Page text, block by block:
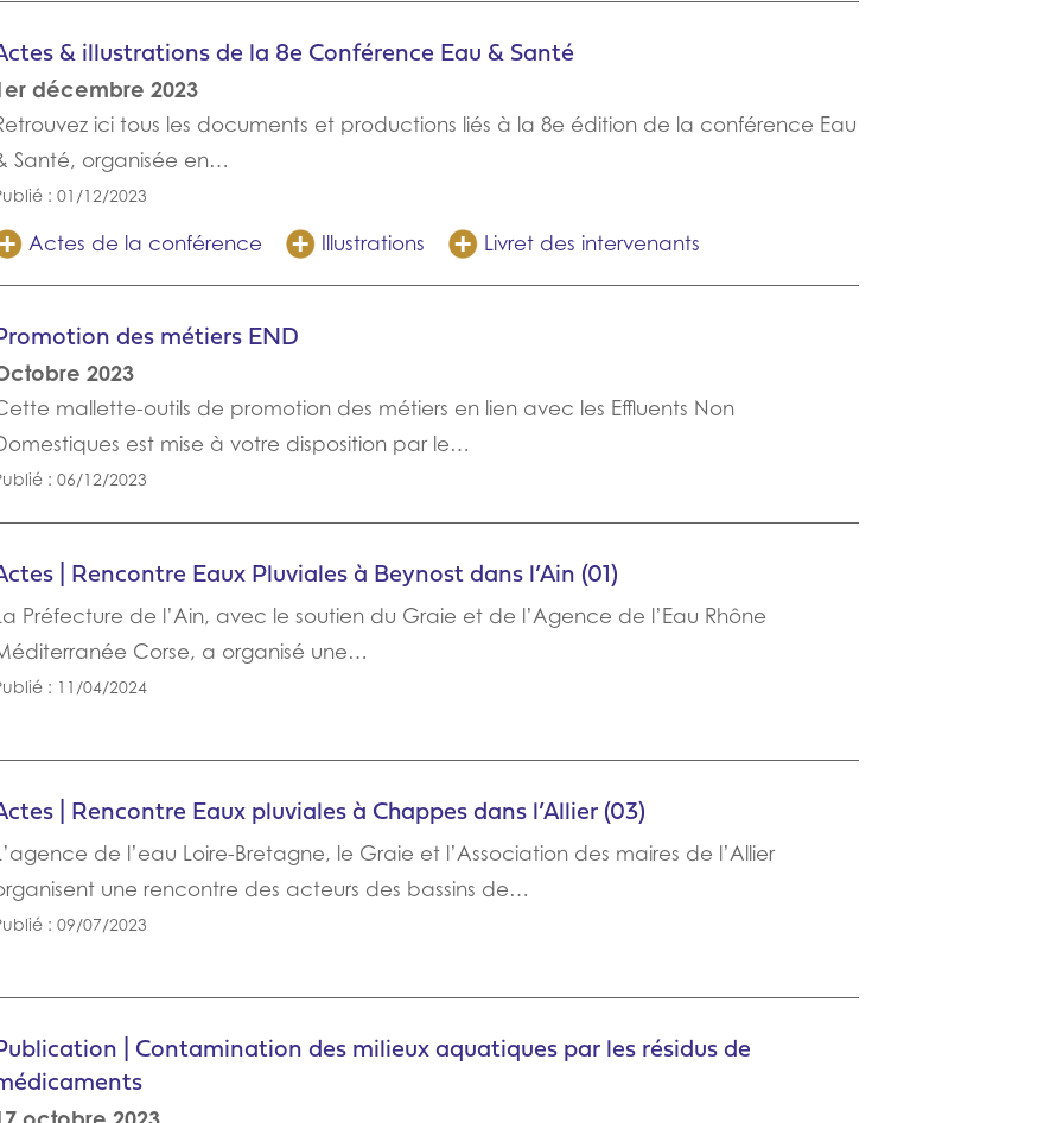
& illustrations de la 8e Conférence Eau & Santé
décembre 2023
ici tous les documents et productions liés à la 8e édition de la conférence Eau
Santé, organisée en…
: 01/12/2023
Actes de la conférence Illustrations Livret des intervenants
des métiers END
2023
mallette-outils de promotion des métiers en lien avec les Effluents Non
est mise à votre disposition par le…
: 06/12/2023
| Rencontre Eaux Pluviales à Beynost dans l’Ain (01)
Préfecture de l’Ain, avec le soutien du Graie et de l’Agence de l’Eau Rhône
Corse, a organisé une…
: 11/04/2024
| Rencontre Eaux pluviales à Chappes dans l’Allier (03)
de l’eau Loire-Bretagne, le Graie et l’Association des maires de l’Allier
une rencontre des acteurs des bassins de…
: 09/07/2023
| Contamination des milieux aquatiques par les résidus de